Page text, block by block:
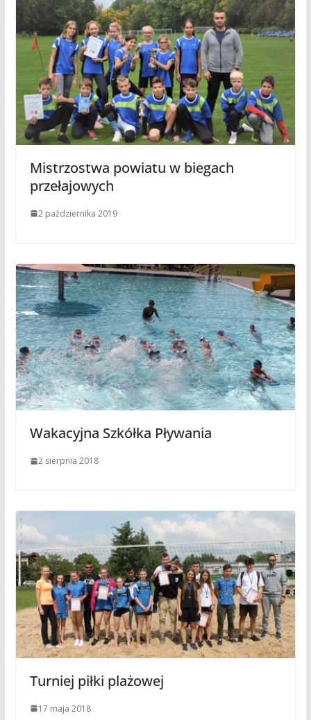
Mistrzostwa powiatu w biegach
przełajowych
2 października 2019
Wakacyjna Szkółka Pływania
2 sierpnia 2018
Turniej piłki plażowej
17 maja 2018